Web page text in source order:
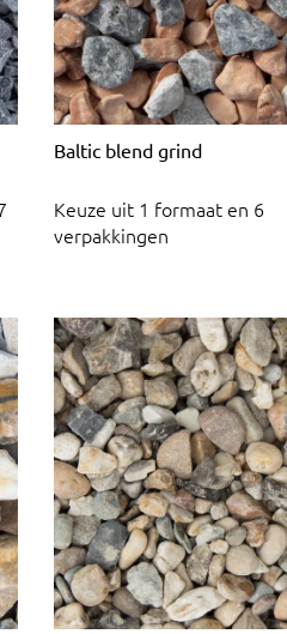
Baltic blend grind
Keuze uit 1 formaat en 6
verpakkingen